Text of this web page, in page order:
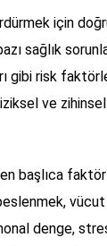
için
sağlık
gibi risk
ve
başlıca
denge,